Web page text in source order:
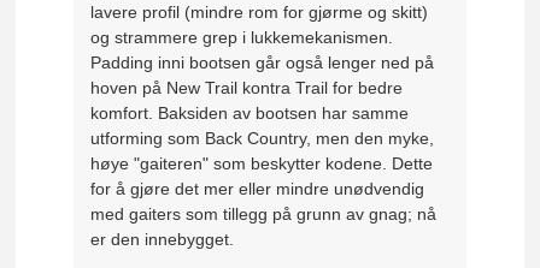
lavere profil (mindre rom for gjørme og skitt)
og strammere grep i lukkemekanismen.
Padding inni bootsen går også lenger ned på
hoven på New Trail kontra Trail for bedre
komfort. Baksiden av bootsen har samme
utforming som Back Country, men den myke,
høye "gaiteren" som beskytter kodene. Dette
for å gjøre det mer eller mindre unødvendig
med gaiters som tillegg på grunn av gnag; nå
er den innebygget.